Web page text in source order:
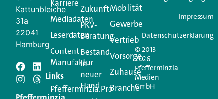
Jetzt anmelden
Schreiben Sie einen
Kattunbleiche
31a
22041
Hamburg
Karriere
Mediadaten
Leserdaten
Content
Manufaktur
Links
Pfefferminzia.Pro
Zukunft
PKV-
Beratung
Bestand
in
neuer
Hand
Mobilität
Gewerbe
Vertrieb
Vorsorge
Zuhause
Branche
© 2013 -
2026
Pfefferminzia
Medien
GmbH
Impressum
Datenschutzerklärung